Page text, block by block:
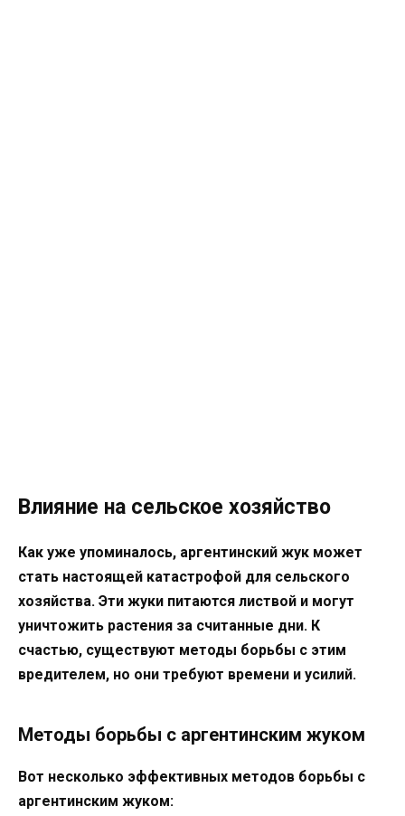
Влияние на сельское хозяйство
Как уже упоминалось, аргентинский жук может
стать настоящей катастрофой для сельского
хозяйства. Эти жуки питаются листвой и могут
уничтожить растения за считанные дни. К
счастью, существуют методы борьбы с этим
вредителем, но они требуют времени и усилий.
Методы борьбы с аргентинским жуком
Вот несколько эффективных методов борьбы с
аргентинским жуком: